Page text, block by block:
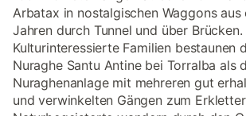
Arbatax in nostalgischen Waggons aus
Jahren durch Tunnel und über Brücken.
Kulturinteressierte Familien bestaunen
Nuraghe Santu Antine bei Torralba als
Nuraghenanlage mit mehreren gut
und verwinkelten Gängen zum